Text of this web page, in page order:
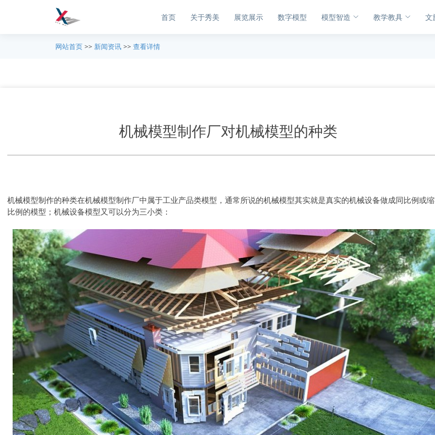
首页 关于秀美 展览展示 数字模型 模型智造 教学教具 文
网站首页 >> 新闻资讯 >> 查看详情
机械模型制作厂对机械模型的种类
机械模型制作的种类在机械模型制作厂中属于工业产品类模型，通常所说的机械模型其实就是真实的机械设备做成同比例或
比例的模型；机械设备模型又可以分为三小类：